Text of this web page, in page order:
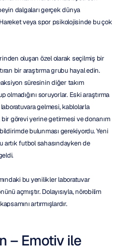
dalgaları gerçek dünya
veya spor psikolojisinde bu çok
oluşan özel olarak seçilmiş bir
bir araştırma grubu hayal edin.
süresinin diğer takım
olmadığını soruyorlar. Eski araştırma
gelmesi, kablolarla
görevi yerine getirmesi ve donanım
bulunması gerekiyordu. Yeni
artık futbol sahasındayken de
bu yenilikler laboratuvar
açmıştır. Dolayısıyla, nörobilim
artırmışlardır.
– Emotiv ile